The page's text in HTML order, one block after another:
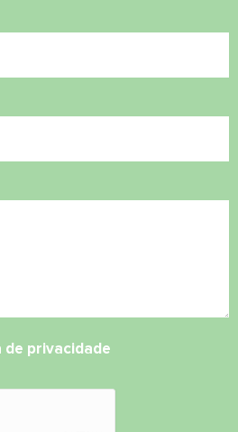
de privacidade